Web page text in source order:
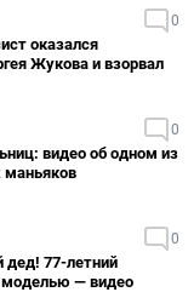
0
оказался
Жукова и взорвал
0
видео об одном из
0
77-летний
моделью — видео